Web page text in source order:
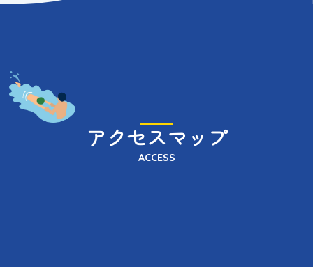
アクセスマップ
ACCESS